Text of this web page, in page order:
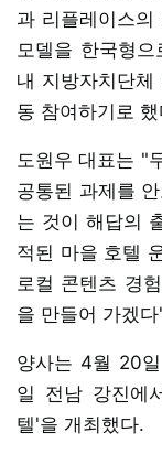
과 리플레이스
모델을 한국형
내 지방자치단
동 참여하기로 했
도원우 대표는 "
공통된 과제를
는 것이 해답의
적된 마을 호텔
로컬 콘텐츠 경
을 만들어 가겠
양사는 4월 20
일 전남 강진에
텔'을 개최했다.